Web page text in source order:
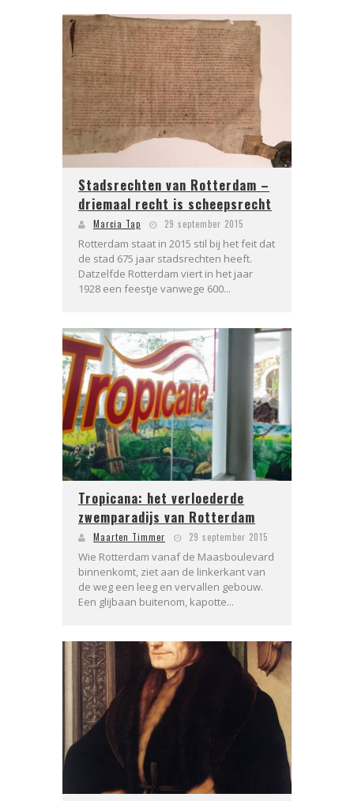
Stadsrechten van Rotterdam –
driemaal recht is scheepsrecht
Marcia Tap 29 september 2015
Rotterdam staat in 2015 stil bij het feit dat
de stad 675 jaar stadsrechten heeft.
Datzelfde Rotterdam viert in het jaar
1928 een feestje vanwege 600...
Tropicana: het verloederde
zwemparadijs van Rotterdam
Maarten Timmer 29 september 2015
Wie Rotterdam vanaf de Maasboulevard
binnenkomt, ziet aan de linkerkant van
de weg een leeg en vervallen gebouw.
Een glijbaan buitenom, kapotte...